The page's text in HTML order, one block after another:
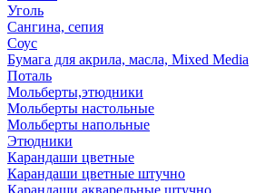
Уголь
Сангина, сепия
Соус
Бумага для акрила, масла, Mixed Media
Поталь
Мольберты,этюдники
Мольберты настольные
Мольберты напольные
Этюдники
Карандаши цветные
Карандаши цветные штучно
Карандаши акварельные штучно